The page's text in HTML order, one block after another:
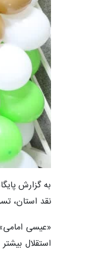
به گزارش
نقد استان،
«عیسی
استقلال